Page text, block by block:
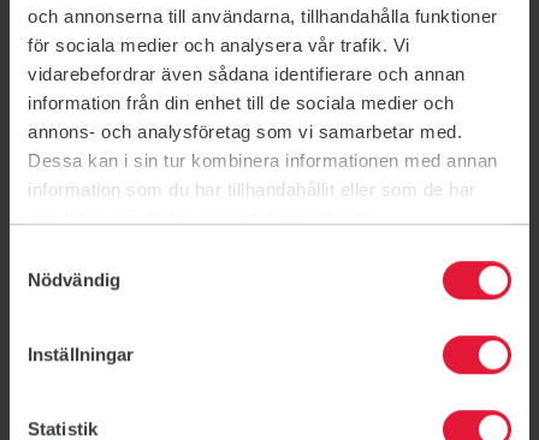
och annonserna till användarna, tillhandahålla funktioner
för sociala medier och analysera vår trafik. Vi
vidarebefordrar även sådana identifierare och annan
information från din enhet till de sociala medier och
annons- och analysföretag som vi samarbetar med.
Dessa kan i sin tur kombinera informationen med annan
information som du har tillhandahållit eller som de har
Nödvändig
Inställningar
Statistik
Aggarpsvägen 20-34, 233 80 Svedala
Kuben
Kuben
Skola / Idrottshall
Henriette Coyets gata 11, 233 61 Bara
Kyrkskolan
Kyrkskolan
Skola / Idrottshall
Malmövägen 8, 233 39 Svedala
Torup Jaktpaviljongen
Torup Jaktpaviljongen